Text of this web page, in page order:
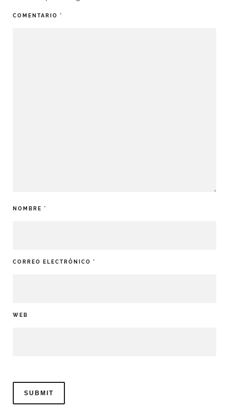
COMENTARIO *
NOMBRE *
CORREO ELECTRÓNICO *
WEB